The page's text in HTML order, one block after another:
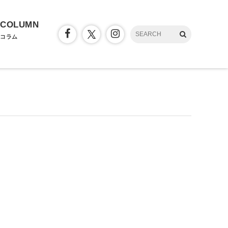
COLUMN
コラム